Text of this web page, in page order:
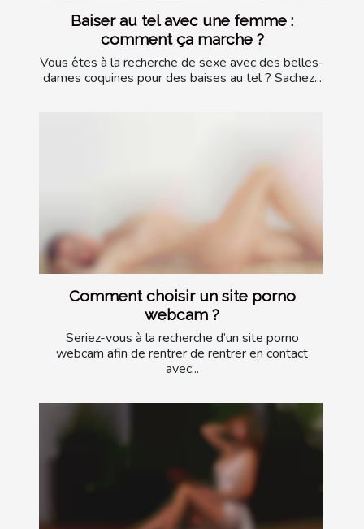
Baiser au tel avec une femme :
comment ça marche ?
Vous êtes à la recherche de sexe avec des belles-
dames coquines pour des baises au tel ? Sachez...
Comment choisir un site porno
webcam ?
Seriez-vous à la recherche d’un site porno
webcam afin de rentrer de rentrer en contact
avec...